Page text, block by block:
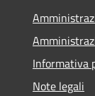
Informativa
Note legali